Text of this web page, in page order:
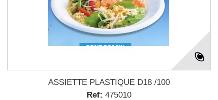
ASSIETTE PLASTIQUE D18 /100
Ref: 475010